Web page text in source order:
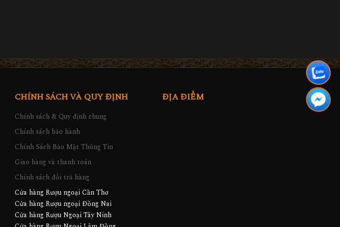
CHÍNH SÁCH VÀ QUY ĐỊNH
Chính sách & Quy định chung
Chính sách bảo hành
Chính Sách Bảo Mật Thông Tin
Giao hàng và thanh toán
Chính sách đổi trả hàng
Cửa hàng Rượu ngoại Cần Thơ
Cửa hàng Rượu ngoại Đồng Nai
Cửa hàng Rượu Ngoại Tây Ninh
ĐỊA ĐIỂM